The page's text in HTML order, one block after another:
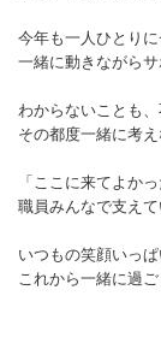
今年も一人ひとりに
一緒に動きながら
わからないことも、
その都度一緒に考え
「ここに来てよか
職員みんなで支え
いつもの笑顔いっぱ
これから一緒に過